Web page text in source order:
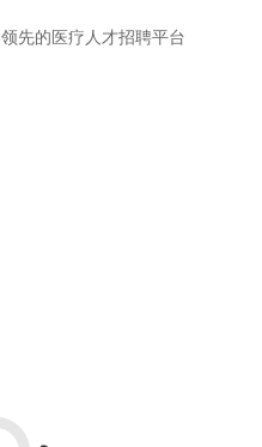
领先的医疗人才招聘平台